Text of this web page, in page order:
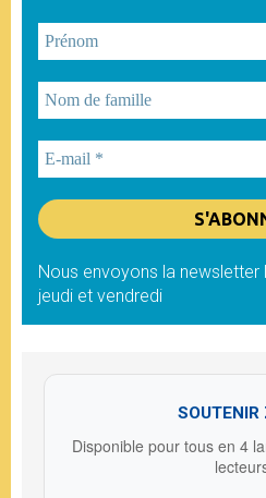
Nous envoyons la newsletter
jeudi et vendredi
SOUTENIR
Disponible pour tous en 4